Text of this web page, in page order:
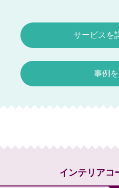
サービスを
事例
インテリアコ